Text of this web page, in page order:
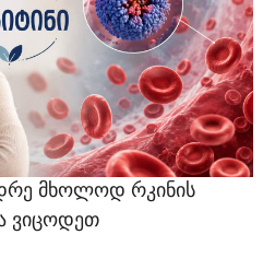
მხოლოდ რკინის
ვიცოდეთ